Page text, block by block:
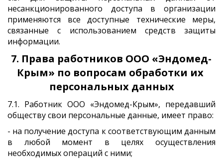
несанкционированного доступа в организации
применяются все доступные технические меры,
связанные с использованием средств защиты
информации.
7. Права работников ООО «Эндомед-
Крым» по вопросам обработки их
персональных данных
7.1. Работник ООО «Эндомед-Крым», передавший
обществу свои персональные данные, имеет право:
- на получение доступа к соответствующим данным
в любой момент в целях осуществления
необходимых операций с ними;